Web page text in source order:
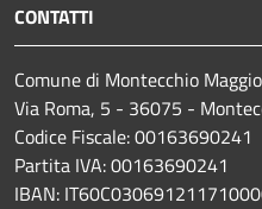
CONTATTI
Comune di Montecchio
Via Roma, 5 - 36075 -
Codice Fiscale: 00163690241
Partita IVA: 00163690241
IBAN: